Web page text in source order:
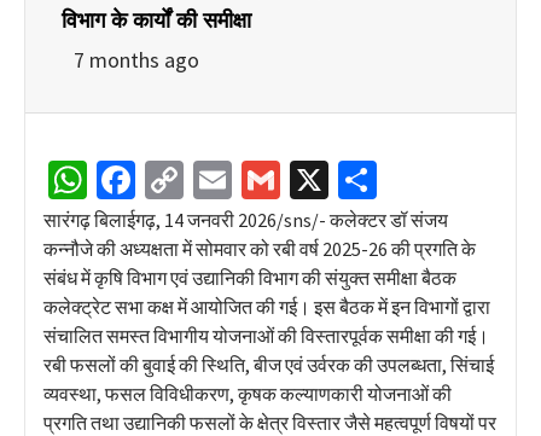
विभाग के कार्यों की समीक्षा
7 months ago
WhatsApp
Facebook
Copy
Link
EmailGmail
X
सारंगढ़ बिलाईगढ़, 14 जनवरी 2026/sns/- कलेक्टर डॉ संजय
कन्नौजे की अध्यक्षता में सोमवार को रबी वर्ष 2025-26 की प्रगति के
संबंध में कृषि विभाग एवं उद्यानिकी विभाग की संयुक्त समीक्षा बैठक
कलेक्ट्रेट सभा कक्ष में आयोजित की गई। इस बैठक में इन विभागों द्वारा
संचालित समस्त विभागीय योजनाओं की विस्तारपूर्वक समीक्षा की गई।
रबी फसलों की बुवाई की स्थिति, बीज एवं उर्वरक की उपलब्धता, सिंचाई
व्यवस्था, फसल विविधीकरण, कृषक कल्याणकारी योजनाओं की
प्रगति तथा उद्यानिकी फसलों के क्षेत्र विस्तार जैसे महत्वपूर्ण विषयों पर